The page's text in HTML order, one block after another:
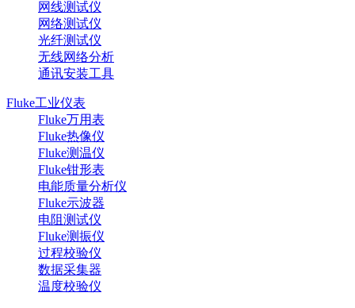
网线测试仪
网络测试仪
光纤测试仪
无线网络分析
通讯安装工具
Fluke工业仪表
Fluke万用表
Fluke热像仪
Fluke测温仪
Fluke钳形表
电能质量分析仪
Fluke示波器
电阻测试仪
Fluke测振仪
过程校验仪
数据采集器
温度校验仪